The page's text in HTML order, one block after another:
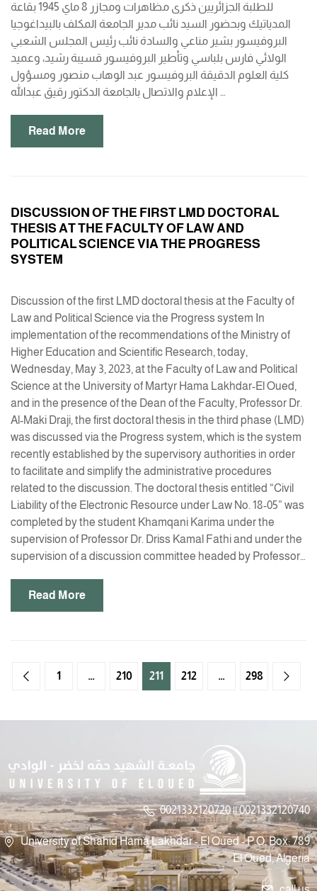
للطلبة الجزائريين ذكرى مظاهرات ومجازر 8 ماي 1945 بقاعة
المدياتيك وبحضور السيد نائب مدير الجامعة المكلف بالبيداغوجيا
البروفيسور بشير مناعي والسادة نائب رئيس المجلس الشعبي
الولائي فارس بلباسي وتأطير البروفيسور قسيبة رشيد، وعميد
كلية العلوم الدقيقة البروفيسور عبد الوهاب منصور ومسؤول
الإعلام والاتصال بالجامعة الدكتور رقيق عبدالله …
Read More
DISCUSSION OF THE FIRST LMD DOCTORAL
THESIS AT THE FACULTY OF LAW AND
POLITICAL SCIENCE VIA THE PROGRESS
SYSTEM
Discussion of the first LMD doctoral thesis at the Faculty of
Law and Political Science via the Progress system In
implementation of the recommendations of the Ministry of
Higher Education and Scientific Research, today,
Wednesday, May 3, 2023, at the Faculty of Law and Political
Science at the University of Martyr Hama Lakhdar-El Oued,
and in the presence of the Dean of the Faculty, Professor Dr.
Al-Maki Draji, the first doctoral thesis in the third phase (LMD)
was discussed via the Progress system, which is the system
recently established by the supervisory authorities in order
to facilitate and simplify the administrative procedures
related to the discussion. The doctoral thesis entitled “Civil
Liability of the Electronic Resource under Law No. 18-05” was
completed by the student Khamqani Karima under the
supervision of Professor Dr. Driss Kamal Fathi and under the
supervision of a discussion committee headed by Professor…
Read More
1 … 210 211 212 … 298
0021332120720 || 0021332120740
University of Shahid Hama Lakhdar - El Oued - P.O. Box: 789
El Oued, Algeria